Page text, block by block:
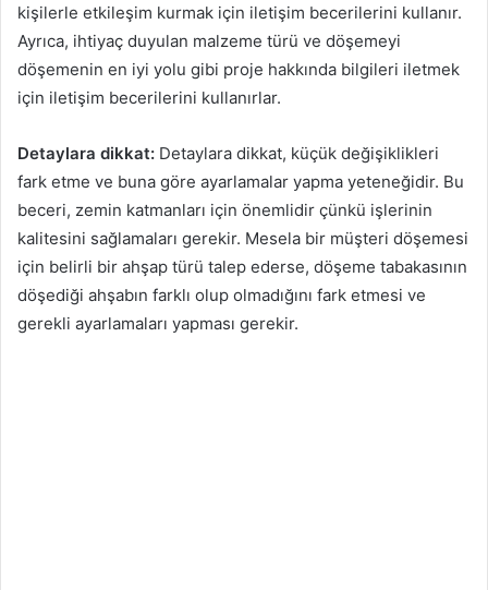
kişilerle etkileşim kurmak için iletişim becerilerini kullanır.
Ayrıca, ihtiyaç duyulan malzeme türü ve döşemeyi
döşemenin en iyi yolu gibi proje hakkında bilgileri iletmek
için iletişim becerilerini kullanırlar.
Detaylara dikkat: Detaylara dikkat, küçük değişiklikleri
fark etme ve buna göre ayarlamalar yapma yeteneğidir. Bu
beceri, zemin katmanları için önemlidir çünkü işlerinin
kalitesini sağlamaları gerekir. Mesela bir müşteri döşemesi
için belirli bir ahşap türü talep ederse, döşeme tabakasının
döşediği ahşabın farklı olup olmadığını fark etmesi ve
gerekli ayarlamaları yapması gerekir.